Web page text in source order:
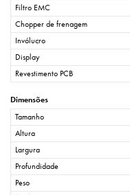
Filtro EMC
Chopper de frenagem
Invólucro
Display
Revestimento PCB
Dimensões
Tamanho
Altura
Largura
Profundidade
Peso